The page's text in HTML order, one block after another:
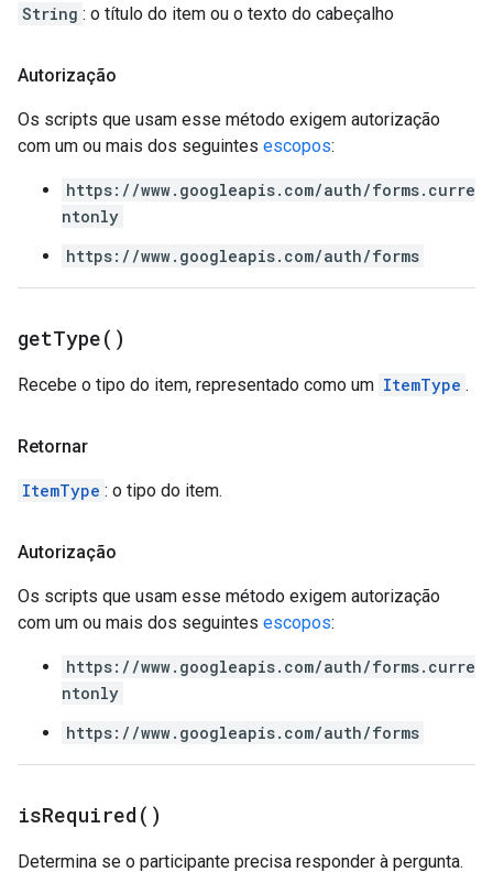
String : o título do item ou o texto do cabeçalho
Autorização
Os scripts que usam esse método exigem autorização
com um ou mais dos seguintes escopos:
https://www.googleapis.com/auth/forms.curre
ntonly
https://www.googleapis.com/auth/forms
getType( )
Recebe o tipo do item, representado como um ItemType .
Retornar
ItemType : o tipo do item.
Autorização
Os scripts que usam esse método exigem autorização
com um ou mais dos seguintes escopos:
https://www.googleapis.com/auth/forms.curre
ntonly
https://www.googleapis.com/auth/forms
isRequired( )
Determina se o participante precisa responder à pergunta.